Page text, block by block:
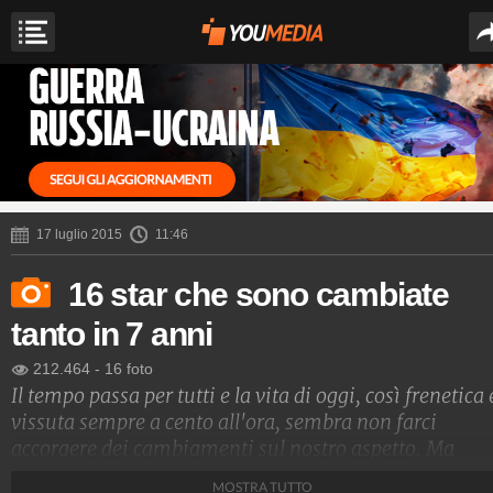
17 luglio 2015 11:46
16 star che sono cambiate
tanto in 7 anni
212.464 - 16 foto
Il tempo passa per tutti e la vita di oggi, così frenetica
vissuta sempre a cento all'ora, sembra non farci
accorgere dei cambiamenti sul nostro aspetto. Ma
MOSTRA TUTTO